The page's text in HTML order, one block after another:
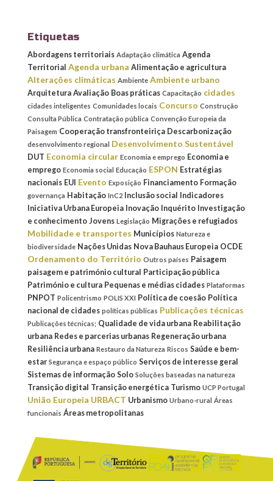
Etiquetas
Abordagens territoriais Adaptação climática Agenda
Territorial Agenda urbana Alimentação e agricultura
Alterações climáticas Ambiente Ambiente urbano
Arquitetura Avaliação Boas práticas Capacitação cidades
cidades inteligentes Comunidades locais Concurso Construção
Consulta Pública Contratação pública Convenção Europeia da
Paisagem Cooperação transfronteiriça Descarbonização
desenvolvimento regional Desenvolvimento Sustentável
DUT Economia circular Economia e emprego Economia e
emprego Economia social Educação ESPON Estratégias
nacionais EUI Evento Exposição Financiamento Formação
governança Habitação InC2 Inclusão social Indicadores
Iniciativa Urbana Europeia Inovação Inquérito Investigação
e conhecimento Jovens Legislação Migrações e refugiados
Mobilidade e transportes Municípios Natureza e
biodiversidade Nações Unidas Nova Bauhaus Europeia OCDE
Ordenamento do Território Outros países Paisagem
paisagem e património cultural Participação pública
Património e cultura Pequenas e médias cidades Plataformas
PNPOT Policentrismo POLIS XXI Política de coesão Política
nacional de cidades políticas públicas Publicações técnicas
Publicações técnicas; Qualidade de vida urbana Reabilitação
urbana Redes e parcerias urbanas Regeneração urbana
Resiliência urbana Restauro da Natureza Riscos Saúde e bem-
estar Segurança e espaço público Serviços de interesse geral
Sistemas de informação Solo Soluções baseadas na natureza
Transição digital Transição energética Turismo UCP Portugal
União Europeia URBACT Urbanismo Urbano-rural Áreas
funcionais Áreas metropolitanas